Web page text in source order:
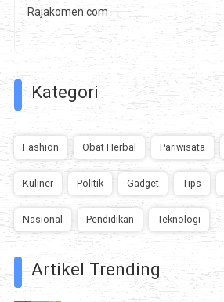
Rajakomen.com
Kategori
Fashion Obat Herbal Pariwisata
Kuliner Politik Gadget Tips
Nasional Pendidikan Teknologi
Artikel Trending